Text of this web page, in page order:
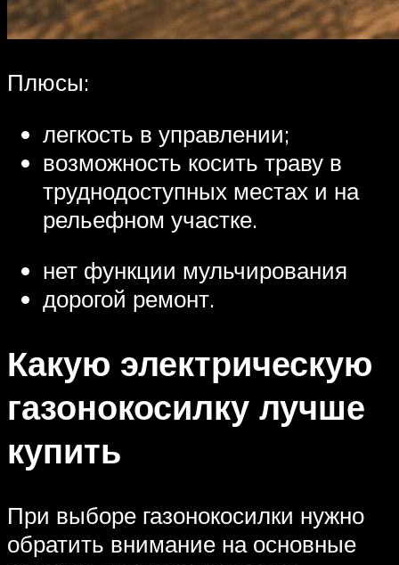
Плюсы:
легкость в управлении;
возможность косить траву в
труднодоступных местах и на
рельефном участке.
нет функции мульчирования
дорогой ремонт.
Какую электрическую
газонокосилку лучше
купить
При выборе газонокосилки нужно
обратить внимание на основные